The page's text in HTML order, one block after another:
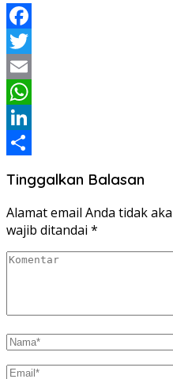
Facebook
Twitter
Email
WhatsApp
LinkedIn
Tinggalkan Balasan
Alamat email Anda tidak
wajib ditandai *